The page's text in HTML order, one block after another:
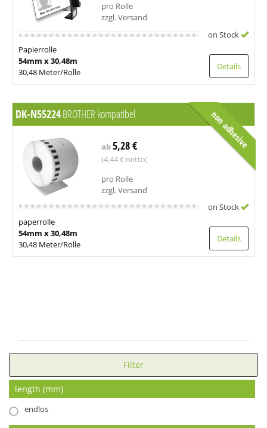
pro Rolle
zzgl. Versand
on Stock
Papierrolle
54mm x 30,48m
30,48 Meter/Rolle
Details
non adhesive
DK-N55224BROTHER kompatibel
ab5,28 €
(4,44 € netto)
pro Rolle
zzgl. Versand
on Stock
paperrolle
54mm x 30,48m
30,48 Meter/Rolle
Details
Filter
length (mm)
endlos